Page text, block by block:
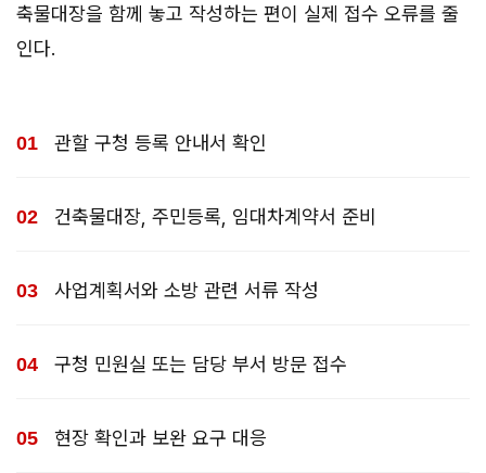
축물대장을 함께 놓고 작성하는 편이 실제 접수 오류를 줄
인다.
관할 구청 등록 안내서 확인
건축물대장, 주민등록, 임대차계약서 준비
사업계획서와 소방 관련 서류 작성
구청 민원실 또는 담당 부서 방문 접수
현장 확인과 보완 요구 대응